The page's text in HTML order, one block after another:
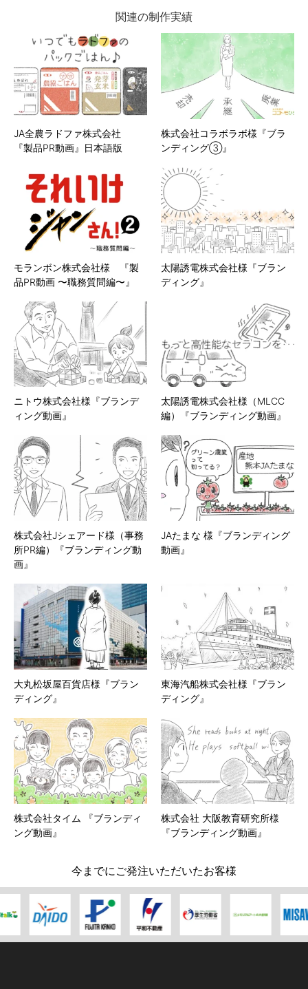
関連の制作実績
JA全農ラドファ株式会社
『製品PR動画』日本語版
株式会社コラボラボ様『ブラ
ンディング③』
モランボン株式会社様 『製
品PR動画 〜職務質問編〜』
太陽誘電株式会社様『ブラン
ディング』
ニトウ株式会社様『ブランデ
ィング動画』
太陽誘電株式会社様（MLCC
編）『ブランディング動画』
株式会社Jシェアード様（事務
所PR編）『ブランディング動
画』
JAたまな 様『ブランディング
動画』
大丸松坂屋百貨店様『ブラン
ディング』
東海汽船株式会社様『ブラン
ディング』
株式会社タイム 『ブランディ
ング動画』
株式会社 大阪教育研究所様
『ブランディング動画』
今までにご発注いただいたお客様